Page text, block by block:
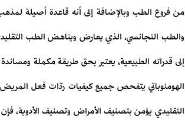
من فروع الطب وبالإضافة إلى أنه قاعدة أصيلة
والطب التجانسي، الذي يعارض ويناهض الطب
إلى قدراته الطبيعية، يعتبر بحق طريقة مكملة
الهومئوباتي يتفحص جميع كيفيات ردّات فعل
التقليدي يؤمن بتصنيف الأمراض وتصنيف